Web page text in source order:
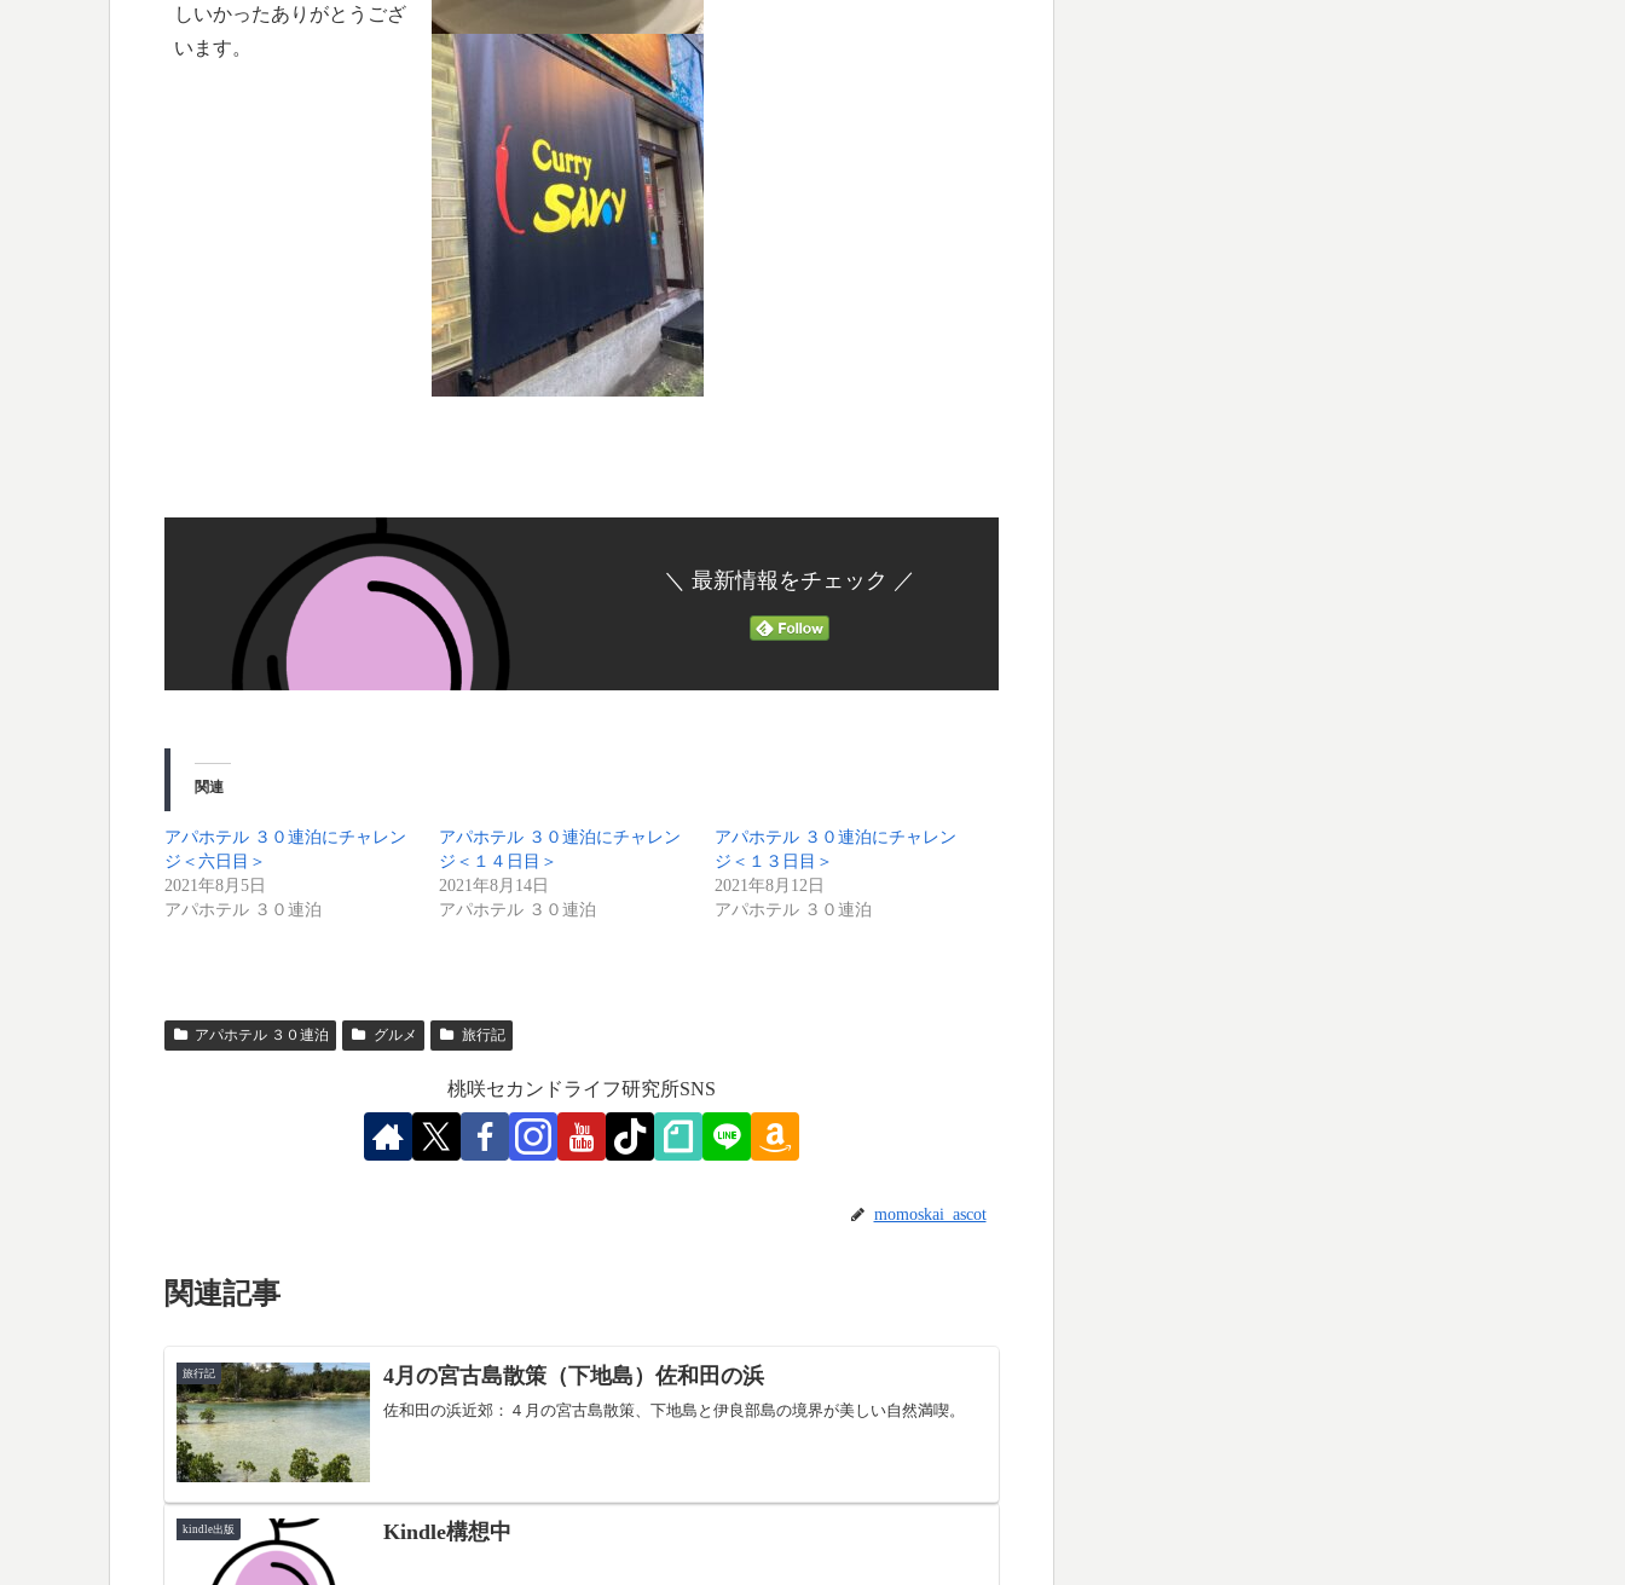
しいかったありがとうござ
います。
＼ 最新情報をチェック ／
関連
アパホテル ３０連泊にチャレン
ジ＜六日目＞
2021年8月5日
アパホテル ３０連泊
アパホテル ３０連泊にチャレン
ジ＜１４日目＞
2021年8月14日
アパホテル ３０連泊
アパホテル ３０連泊にチャレン
ジ＜１３日目＞
2021年8月12日
アパホテル ３０連泊
アパホテル ３０連泊 グルメ 旅行記
桃咲セカンドライフ研究所SNS
momoskai_ascot
関連記事
旅行記 4月の宮古島散策（下地島）佐和田の浜
佐和田の浜近郊：４月の宮古島散策、下地島と伊良部島の境界が美しい自然満喫。
kindle出版 Kindle構想中